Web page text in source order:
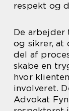
respekt og
De arbejder
og sikrer, at
del af
skabe en
hvor
involveret.
Advokat